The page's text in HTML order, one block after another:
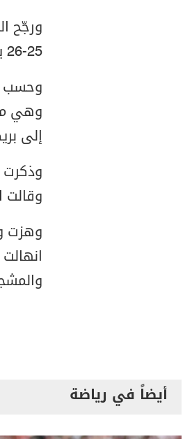
ورجّح
25-26 يونيو.
وحسب
وهي من
إلى
وذكرت
وقالت
أيضاً في رياضة